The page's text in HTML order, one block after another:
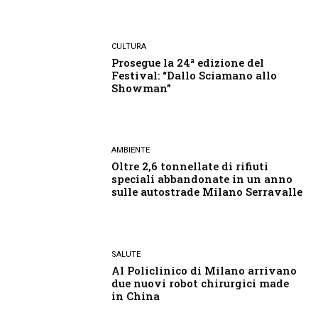
CULTURA
Prosegue la 24ª edizione del
Festival: “Dallo Sciamano allo
Showman”
AMBIENTE
Oltre 2,6 tonnellate di rifiuti
speciali abbandonate in un anno
sulle autostrade Milano Serravalle
SALUTE
Al Policlinico di Milano arrivano
due nuovi robot chirurgici made
in China